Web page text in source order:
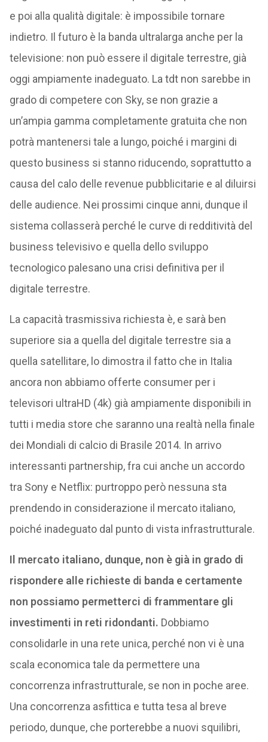
e poi alla qualità digitale: è impossibile tornare
indietro. Il futuro è la banda ultralarga anche per la
televisione: non può essere il digitale terrestre, già
oggi ampiamente inadeguato. La tdt non sarebbe in
grado di competere con Sky, se non grazie a
un’ampia gamma completamente gratuita che non
potrà mantenersi tale a lungo, poiché i margini di
questo business si stanno riducendo, soprattutto a
causa del calo delle revenue pubblicitarie e al diluirsi
delle audience. Nei prossimi cinque anni, dunque il
sistema collasserà perché le curve di redditività del
business televisivo e quella dello sviluppo
tecnologico palesano una crisi definitiva per il
digitale terrestre.
La capacità trasmissiva richiesta è, e sarà ben
superiore sia a quella del digitale terrestre sia a
quella satellitare, lo dimostra il fatto che in Italia
ancora non abbiamo offerte consumer per i
televisori ultraHD (4k) già ampiamente disponibili in
tutti i media store che saranno una realtà nella finale
dei Mondiali di calcio di Brasile 2014. In arrivo
interessanti partnership, fra cui anche un accordo
tra Sony e Netflix: purtroppo però nessuna sta
prendendo in considerazione il mercato italiano,
poiché inadeguato dal punto di vista infrastrutturale.
Il mercato italiano, dunque, non è già in grado di
rispondere alle richieste di banda e certamente
non possiamo permetterci di frammentare gli
investimenti in reti ridondanti. Dobbiamo
consolidarle in una rete unica, perché non vi è una
scala economica tale da permettere una
concorrenza infrastrutturale, se non in poche aree.
Una concorrenza asfittica e tutta tesa al breve
periodo, dunque, che porterebbe a nuovi squilibri,